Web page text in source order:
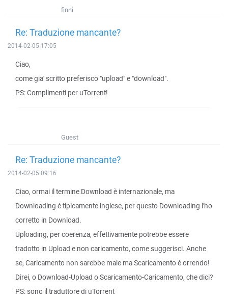
finni
Re: Traduzione mancante?
2014-02-05 17:05
Ciao,
come gia' scritto preferisco "upload" e "download".
PS: Complimenti per uTorrent!
Guest
Re: Traduzione mancante?
2014-02-05 09:16
Ciao, ormai il termine Download è internazionale, ma
Downloading è tipicamente inglese, per questo Downloading l'ho
corretto in Download.
Uploading, per coerenza, effettivamente potrebbe essere
tradotto in Upload e non caricamento, come suggerisci. Anche
se, Caricamento non sarebbe male ma Scaricamento è orrendo!
Direi, o Download-Upload o Scaricamento-Caricamento, che dici?
PS: sono il traduttore di uTorrent